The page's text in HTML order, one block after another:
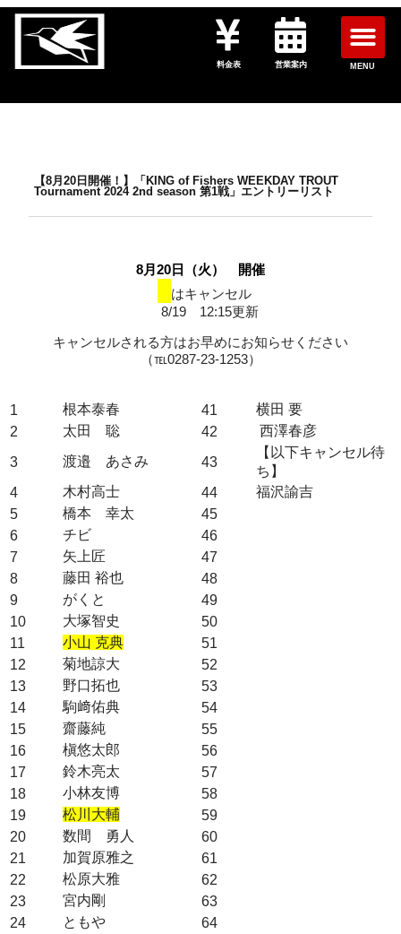
料金表 営業案内 MENU
【8月20日開催！】「KING of Fishers WEEKDAY TROUT
Tournament 2024 2nd season 第1戦」エントリーリスト
8月20日（火） 開催
はキャンセル
8/19 12:15更新
キャンセルされる方はお早めにお知らせください
（℡0287-23-1253）
1 根本泰春 41
横田 要
2
太田 聡 42 西澤春彦
3 渡邉 あさみ 43
【以下キャンセル待
ち】
4
木村高士 44
福沢諭吉
5
橋本 幸太
45
6
チビ
46
7
矢上匠
47
8
藤田 裕也
48
9
がくと
49
10
大塚智史
50
11
小山 克典
51
12
菊地諒大
52
13
野口拓也
53
14
駒﨑佑典
54
15
齋藤純
55
16
槇悠太郎
56
17
鈴木亮太
57
18
小林友博
58
19
松川大輔
59
20
数間 勇人
60
21
加賀原雅之
61
22
松原大雅
62
23
宮内剛
63
24
ともや
64